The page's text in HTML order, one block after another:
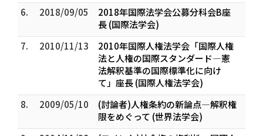
6.
2018/09/05
2018年国際法学会公募分科会B座
長 (国際法学会)
7.
2010/11/13
2010年国際人権法学会「国際人権
法と人権の国際スタンダード―憲
法解釈基準の国際標準化に向け
て」座長 (国際人権法学会)
8.
2009/05/10
(討論者)人権条約の新論点―解釈権
限をめぐって (世界法学会)